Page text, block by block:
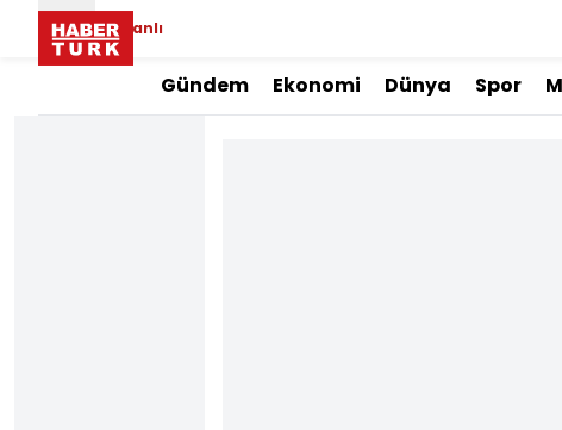
Canlı
Gündem Ekonomi Dünya Spor